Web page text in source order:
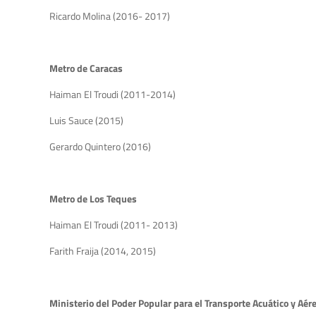
Ricardo Molina (2016- 2017)
Metro de Caracas
Haiman El Troudi (2011-2014)
Luis Sauce (2015)
Gerardo Quintero (2016)
Metro de Los Teques
Haiman El Troudi (2011- 2013)
Farith Fraija (2014, 2015)
Ministerio del Poder Popular para el Transporte Acuático y